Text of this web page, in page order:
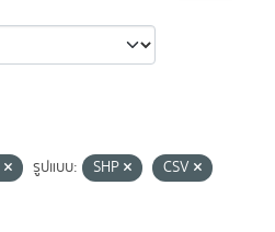
รูปแบบ: SHP
CSV